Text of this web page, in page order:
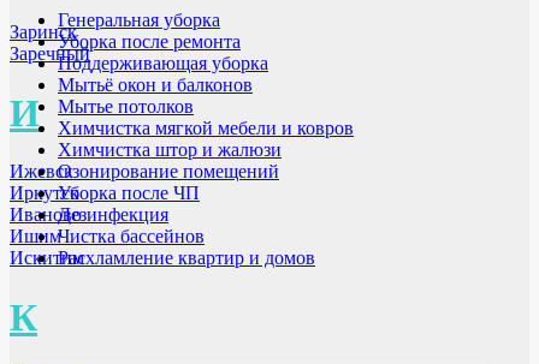
Заринск
Заречный
И
Ижевск
Иркутск
Иваново
Ишим
Искитим
К
Генеральная уборка
Уборка после ремонта
Поддерживающая уборка
Мытьё окон и балконов
Мытье потолков
Химчистка мягкой мебели и ковров
Химчистка штор и жалюзи
Озонирование помещений
Уборка после ЧП
Дезинфекция
Чистка бассейнов
Расхламление квартир и домов